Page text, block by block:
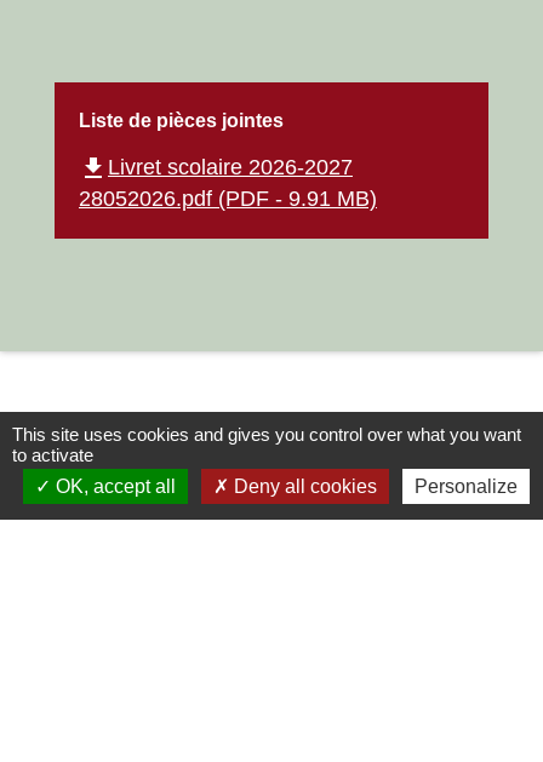
Liste de pièces jointes
file_download Livret scolaire 2026-2027
28052026.pdf (PDF - 9.91 MB)
Contacts
This site uses cookies and gives you control over what you want
to activate
OK, accept all
Deny all cookies Personalize